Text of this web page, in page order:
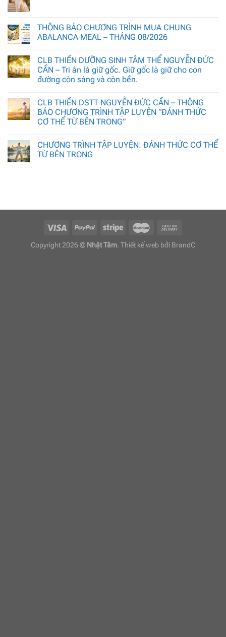
THÔNG BÁO CHƯƠNG TRÌNH MUA CHUNG
ABALANCA MEAL – THÁNG 08/2026
CLB THIỀN DƯỠNG SINH TÂM THỂ NGUYỄN ĐỨC
CẦN – Tri ân là giữ gốc. Giữ gốc là giữ cho con
đường còn sáng và còn bền.
CLB THIỀN DSTT NGUYỄN ĐỨC CẦN – THÔNG
BÁO CHƯƠNG TRÌNH TẬP LUYỆN “ĐÁNH THỨC
CƠ THỂ TỪ BÊN TRONG”
CHƯƠNG TRÌNH TẬP LUYỆN: ĐÁNH THỨC CƠ THỂ
TỪ BÊN TRONG
Copyright 2026 © Nhật Tâm. Thiết kế web bởi BrandC